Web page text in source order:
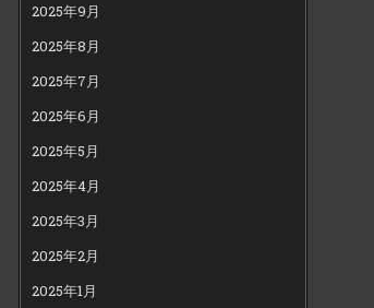
2025年9月
2025年8月
2025年7月
2025年6月
2025年5月
2025年4月
2025年3月
2025年2月
2025年1月